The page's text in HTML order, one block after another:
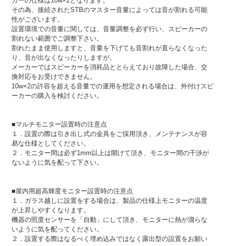
その為、接続されたSTBのマスター音量によっては音が割れる可能
性がございます。
設置環境での音量に関しては、音量調整を必ず行い、スピーカーの
割れない範囲でご調整下さい。
割れたまま使用しますと、音量を下げても音割れが直らなくなった
り、音が出なくなったりしますが、
メーカーではスピーカーを消耗品ととらえており故障した場合、交
換対応をお受けできません。
10w×2の許容を超える音量での運用を想定される場合は、外付けスピ
ーカーの購入を検討ください。
■マルチモニター設置時の注意点
１．設置の際は引き出し式の金具をご採用頂き、メンテナンスが容
易な仕様としてください。
２．モニター間は必ず1mm以上は開けて頂き、モニター間の干渉が
ないように気を配って下さい。
■屋内用超高輝度モニター設置時の注意点
１．ガラス越しに設置をする場合は、製品の仕様上モニターの温度
が上昇しやすくなります。
機器の照度センサーを「自動」にして頂き、モニターに熱が溜らな
いように気を配ってください。
２．設置する際はなるべく埋め込みではなく露出型の設置をお願い